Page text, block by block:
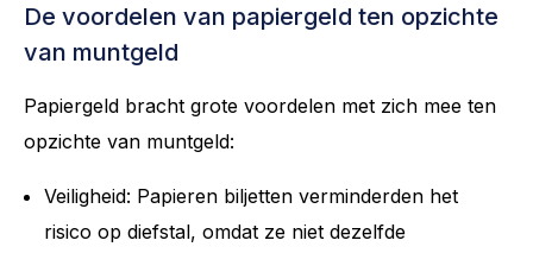
De voordelen van papiergeld ten opzichte
van muntgeld
Papiergeld bracht grote voordelen met zich mee ten
opzichte van muntgeld:
Veiligheid: Papieren biljetten verminderden het
risico op diefstal, omdat ze niet dezelfde